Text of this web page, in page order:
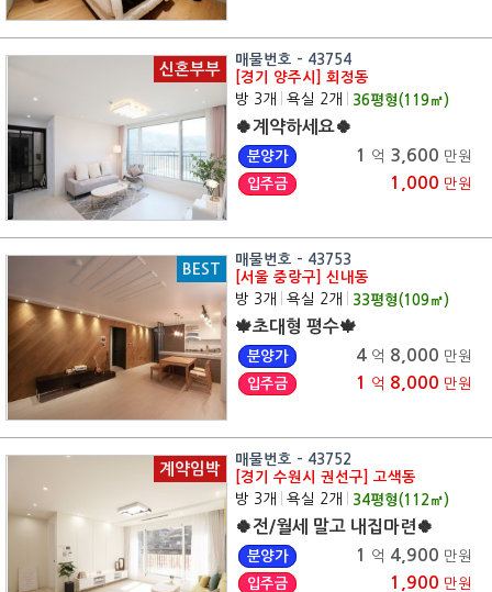
신혼부부
매물번호 - 43754
[경기 양주시] 회정동
방 3개
욕실 2개 36평형(119㎡)
🍀계약하세요🍀
분양가 1 억 3,600 만원
입주금
1,000 만원
BEST
매물번호 - 43753
[서울 중랑구] 신내동
방 3개
욕실 2개 33평형(109㎡)
🍁초대형 평수🍁
분양가 4 억 8,000 만원
입주금
1 억 8,000 만원
계약임박
매물번호 - 43752
[경기 수원시 권선구] 고색동
방 3개
욕실 2개 34평형(112 ㎡)
🍀전/월세 말고 내집마련🍀
분양가 1 억 4,900 만원
입주금
1,900 만원